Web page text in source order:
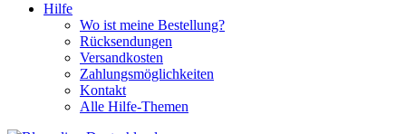
Hilfe
Wo ist meine Bestellung?
Rücksendungen
Versandkosten
Zahlungsmöglichkeiten
Kontakt
Alle Hilfe-Themen